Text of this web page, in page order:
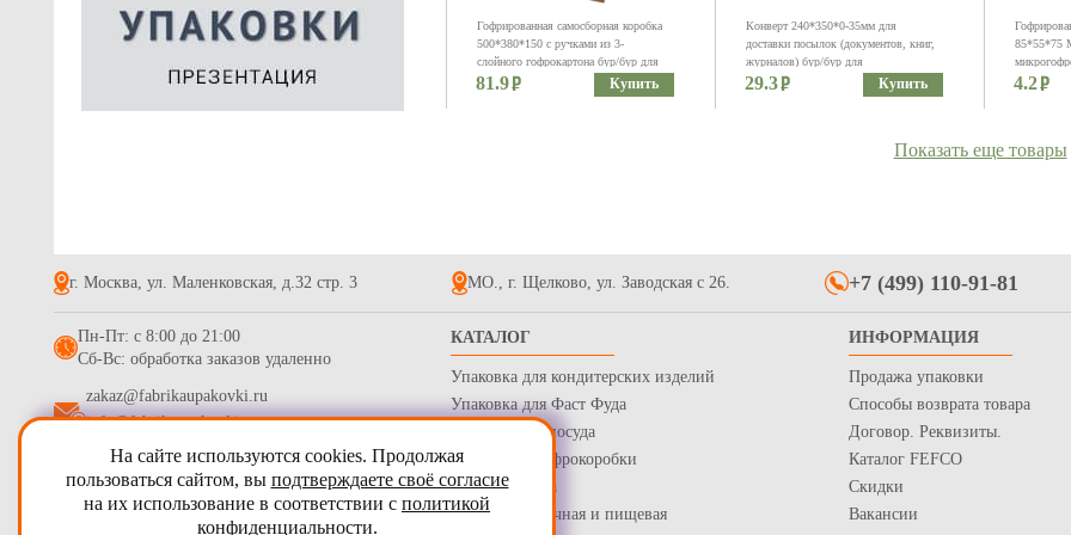
Гофрированная самосборная коробка
500*380*150 с ручками из 3-
слойного гофрокартона бур/бур для
маркетплейсов
81.9 Купить
Конверт 240*350*0-35мм для
доставки посылок (документов, книг,
журналов) бур/бур для
маркетплейсов
29.3 Купить
85*55*75
4.2
кармана ПВД (50мкм)
1.4 Купить
кармана ПВД (50мкм)
Купить
Показать еще товары
г. Москва, ул. Маленковская, д.32 стр. 3 МО., г. Щелково, ул. Заводская с 26. +7 (499) 110-91-81
Пн-Пт: с 8:00 до 21:00
Сб-Вс: обработка заказов удаленно
zakaz@fabrikaupakovki.ru
info@fabrikaupakovki.ru
2009 - 2026ПТП Фабрика Упаковки
Карта сайта
Согласие на обработку персональных данных
КАТАЛОГ
Упаковка для кондитерских изделий
Упаковка для Фаст Фуда
Одноразовая посуда
Гофротара, Гофрокоробки
Стрейч пленка
Бумага оберточная и пищевая
ИНФОРМАЦИЯ
Продажа упаковки
Способы возврата товара
Договор. Реквизиты.
Каталог FEFCO
Скидки
Вакансии
На сайте используются cookies. Продолжая
пользоваться сайтом, вы подтверждаете своё согласие
на их использование в соответствии с политикой
конфиденциальности.